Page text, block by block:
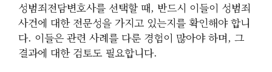
성범죄전담변호사를 선택할 때, 반드시 이들이 성범죄
사건에 대한 전문성을 가지고 있는지를 확인해야 합니
다. 이들은 관련 사례를 다룬 경험이 많아야 하며, 그
결과에 대한 검토도 필요합니다.